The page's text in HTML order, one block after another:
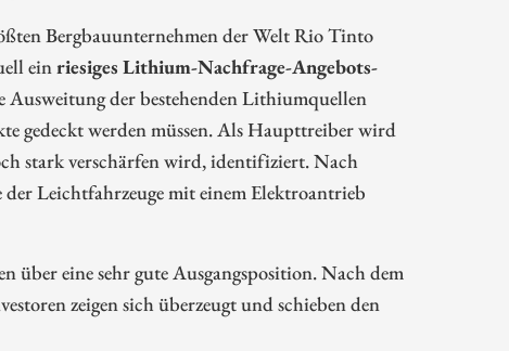
Bergbauunternehmen der Welt Rio Tinto
einriesiges Lithium-Nachfrage-Angebots-
Ausweitung der bestehenden Lithiumquellen
gedeckt werden müssen. Als Haupttreiber wird
stark verschärfen wird, identifiziert. Nach
Leichtfahrzeuge mit einem Elektroantrieb
eine sehr gute Ausgangsposition. Nach dem
zeigen sich überzeugt und schieben den